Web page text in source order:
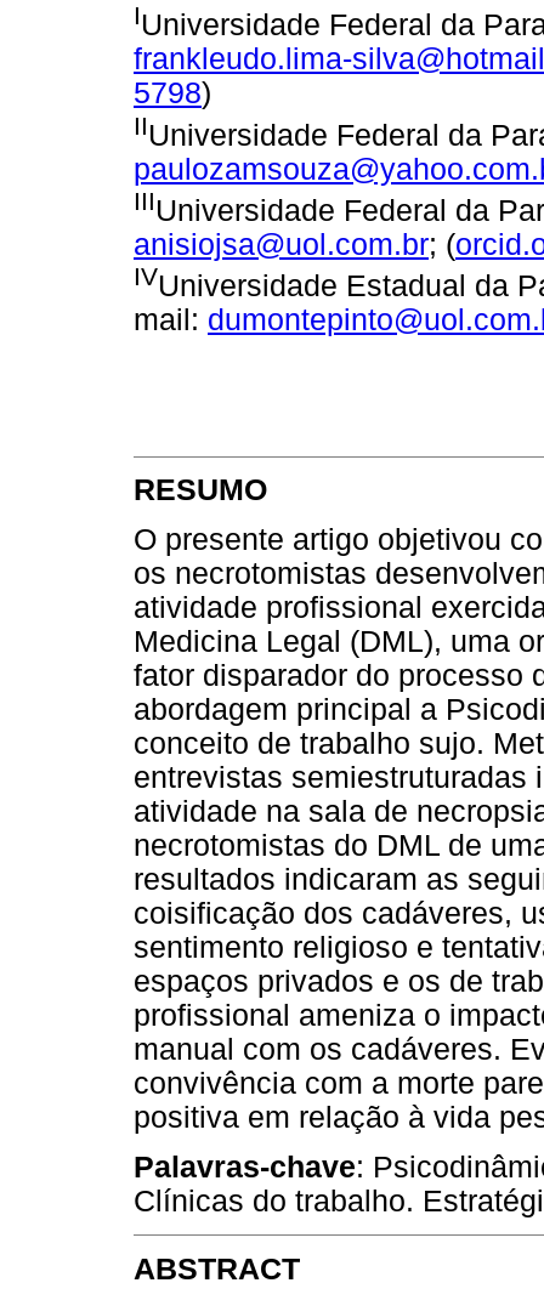
IUniversidade Federal da
frankleudo.lima-
5798)
IIUniversidade Federal da
IIIUniversidade Federal da
anisiojsa@uol.com.br; (
IVUniversidade Estadual da
mail:
RESUMO
O presente artigo objetivou
os necrotomistas
atividade profissional
Medicina Legal (DML), uma
fator disparador do processo
abordagem principal a
conceito de trabalho sujo.
entrevistas semiestruturadas
atividade na sala de
necrotomistas do DML de
resultados indicaram as
coisificação dos cadáveres,
sentimento religioso e
espaços privados e os de
profissional ameniza o
manual com os cadáveres.
convivência com a morte
positiva em relação à vida
Palavras-chave:
Clínicas do trabalho.
ABSTRACT